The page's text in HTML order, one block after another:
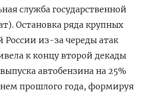
служба государственной
Остановка ряда крупных
из-за ​череды атак
к концу ⁠второй декады
‌автобензина на 25%
прошлого года, формируя